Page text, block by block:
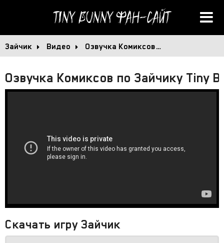
Tiny BunnyФан-сайт
Зайчик Видео Озвучка Комиксов…
Озвучка Комиксов по Зайчику Tiny
Скачать игру Зайчик